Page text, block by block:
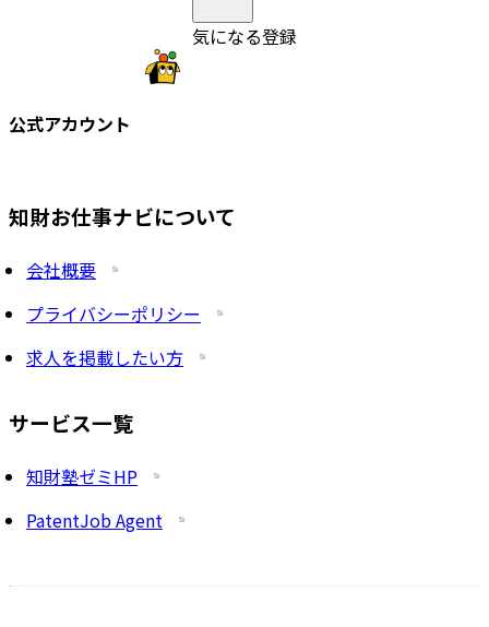
気になる登録
公式アカウント
知財お仕事ナビについて
会社概要
プライバシーポリシー
求人を掲載したい方
サービス一覧
知財塾ゼミHP
PatentJob Agent